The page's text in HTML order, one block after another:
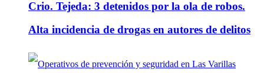
Crio. Tejeda: 3 detenidos por la ola de robos.
Alta incidencia de drogas en autores de delitos